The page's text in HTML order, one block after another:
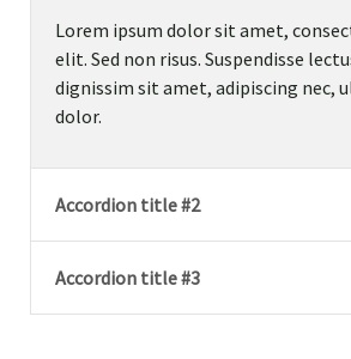
Lorem ipsum dolor sit amet,
elit. Sed non risus. Suspendisse
dignissim sit amet, adipiscing nec,
dolor.
Accordion title #2
Accordion title #3